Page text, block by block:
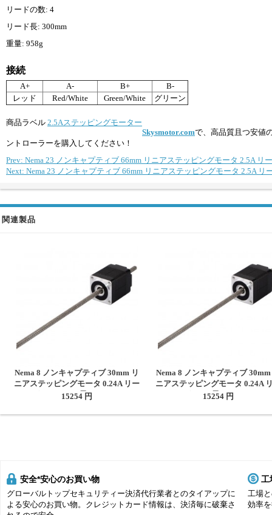
リードの数: 4
リード長: 300mm
重量: 958g
接続
A+ A- B+
B-
レッド
Red/White Green/White グリーン
商品ラベル 2.5Aステッピングモーター
Skysmotor.comで、高品質且つ安値
ントローラーを購入してください！
Prev: Nema 23 ノンキャプティブ 66mm リニアステッピングモータ 2.5A リ
Next: Nema 23 ノンキャプティブ 66mm リニアステッピングモータ 2.5A リ
関連製品
Nema 8 ノンキャプティブ 30mm リ
ニアステッピングモータ 0.24A リー
ド0.6096mm 長さ150mm
15254 円
Nema 8 ノンキャプティブ
ニアステッピングモータ 0.24A
ド2mm 長さ150mm
15254 円
安全*安心のお買い物
グローバルトップセキュリティー決済代行業者とのタイアップに
よる安心のお買い物。クレジットカード情報は、決済毎に破棄さ
工
工場
効率